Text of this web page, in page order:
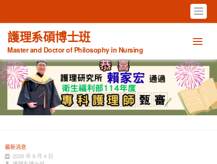
護理系碩博士班
Master and Doctor of Philosophy in Nursing
最新消息
2026 年 8 月 4 日